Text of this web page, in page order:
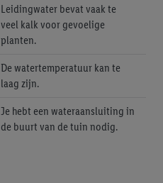
Leidingwater bevat vaak te
veel kalk voor gevoelige
planten.
De watertemperatuur kan te
laag zijn.
Je hebt een wateraansluiting in
de buurt van de tuin nodig.